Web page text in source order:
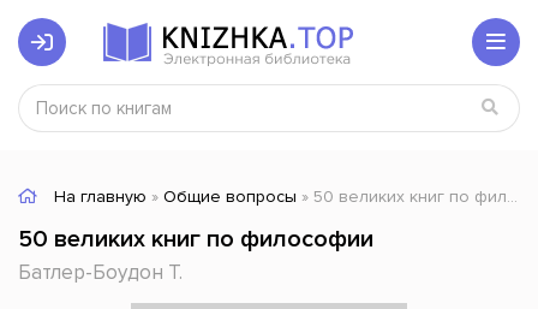
На главную » Общие вопросы » 50 великих книг по философии
50 великих книг по философии
Батлер-Боудон Т.